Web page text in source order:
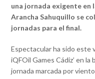
una jornada exigente en
Arancha Sahuquillo se
jornadas para el final.
Espectacular ha sido este
iQFOil Games Cádiz’ en
jornada marcada por